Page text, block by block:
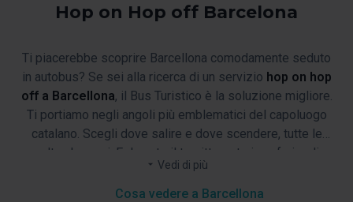
Hop on Hop off Barcelona
Ti piacerebbe scoprire Barcellona comodamente seduto
in autobus? Se sei alla ricerca di un servizio hop on hop
off a Barcellona, il Bus Turistico è la soluzione migliore.
Ti portiamo negli angoli più emblematici del capoluogo
catalano. Scegli dove salire e dove scendere, tutte le
volte che vuoi. E durante il tragitto potrai usufruire di
un’audioguida in 6 lingue, con Wifi gratuito, mappa della
città e informazioni turistiche.
due percorsi
Vedi di più
Cosa vedere a Barcellona